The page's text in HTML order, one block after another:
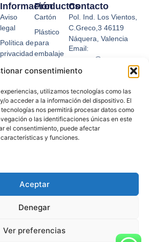
consentimiento
utilizamos tecnologías como las
o acceder a la información del dispositivo. El
nos permitirá procesar datos como
o las identificaciones únicas en este
el consentimiento, puede afectar
y funciones.
Aceptar
Denegar
Ver preferencias
Productos
Cartón
Plástico
para
embalaje
Fleje
protección
Cinta
adhesiva
Información
Aviso
legal
Política de
privacidad
Condiciones
Política de
cookies
Formas
de pago
Descarga
nuestro
Contacto
Pol. Ind. Los Vientos,
C.Greco,3 46119
Náquera, Valencia
Email:
suemsa@suemsa.com
Tel: 963 656 360